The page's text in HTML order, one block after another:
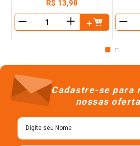
R$ 13,98
＋
Cadastre-se para
nossas